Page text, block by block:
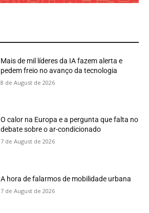
Mais de mil líderes da IA fazem alerta e
pedem freio no avanço da tecnologia
8 de August de 2026
O calor na Europa e a pergunta que falta no
debate sobre o ar-condicionado
7 de August de 2026
A hora de falarmos de mobilidade urbana
7 de August de 2026